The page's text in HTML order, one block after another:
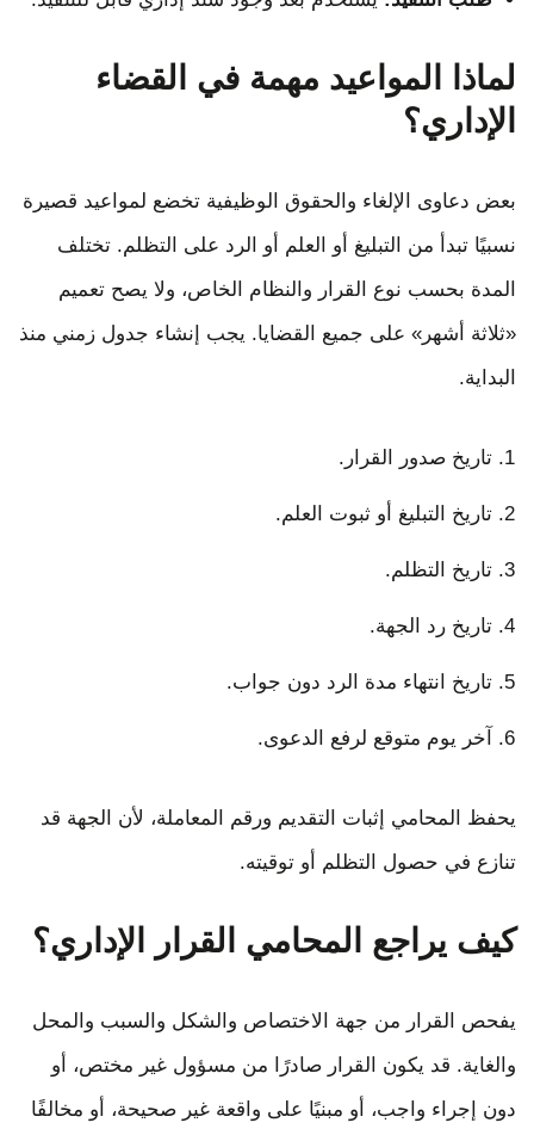
لماذا المواعيد مهمة في القضاء
الإداري؟
بعض دعاوى الإلغاء والحقوق الوظيفية تخضع لمواعيد قصيرة
نسبيًا تبدأ من التبليغ أو العلم أو الرد على التظلم. تختلف
المدة بحسب نوع القرار والنظام الخاص، ولا يصح تعميم
«ثلاثة أشهر» على جميع القضايا. يجب إنشاء جدول زمني منذ
البداية.
تاريخ صدور القرار.
تاريخ التبليغ أو ثبوت العلم.
تاريخ التظلم.
تاريخ رد الجهة.
تاريخ انتهاء مدة الرد دون جواب.
آخر يوم متوقع لرفع الدعوى.
يحفظ المحامي إثبات التقديم ورقم المعاملة، لأن الجهة قد
تنازع في حصول التظلم أو توقيته.
كيف يراجع المحامي القرار الإداري؟
يفحص القرار من جهة الاختصاص والشكل والسبب والمحل
والغاية. قد يكون القرار صادرًا من مسؤول غير مختص، أو
دون إجراء واجب، أو مبنيًا على واقعة غير صحيحة، أو مخالفًا